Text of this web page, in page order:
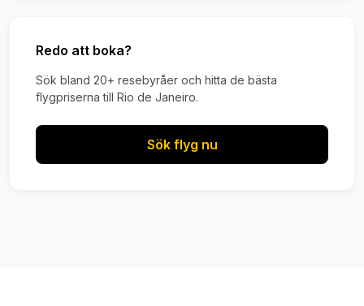
Redo att boka?
Sök bland 20+ resebyråer och hitta de bästa
flygpriserna till Rio de Janeiro.
Sök flyg nu